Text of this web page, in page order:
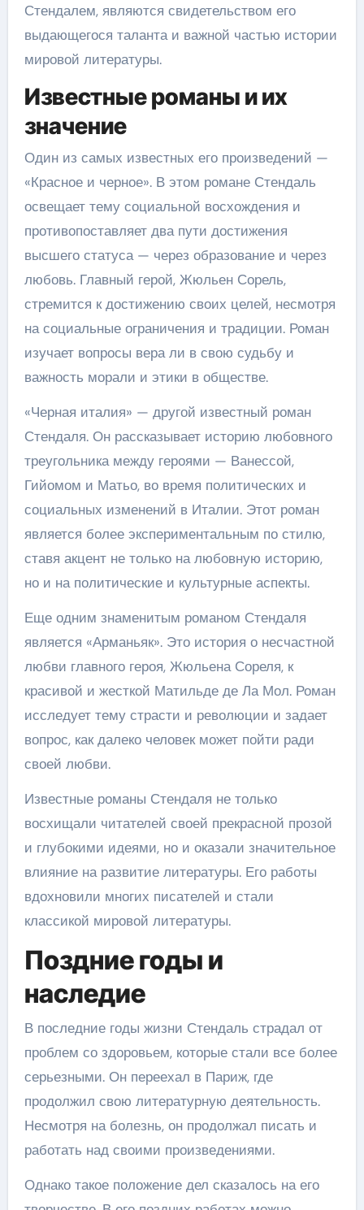
Стендалем, являются свидетельством его
выдающегося таланта и важной частью истории
мировой литературы.
Известные романы и их
значение
Один из самых известных его произведений —
«Красное и черное». В этом романе Стендаль
освещает тему социальной восхождения и
противопоставляет два пути достижения
высшего статуса — через образование и через
любовь. Главный герой, Жюльен Сорель,
стремится к достижению своих целей, несмотря
на социальные ограничения и традиции. Роман
изучает вопросы вера ли в свою судьбу и
важность морали и этики в обществе.
«Черная италия» — другой известный роман
Стендаля. Он рассказывает историю любовного
треугольника между героями — Ванессой,
Гийомом и Матьо, во время политических и
социальных изменений в Италии. Этот роман
является более экспериментальным по стилю,
ставя акцент не только на любовную историю,
но и на политические и культурные аспекты.
Еще одним знаменитым романом Стендаля
является «Арманьяк». Это история о несчастной
любви главного героя, Жюльена Сореля, к
красивой и жесткой Матильде де Ла Мол. Роман
исследует тему страсти и революции и задает
вопрос, как далеко человек может пойти ради
своей любви.
Известные романы Стендаля не только
восхищали читателей своей прекрасной прозой
и глубокими идеями, но и оказали значительное
влияние на развитие литературы. Его работы
вдохновили многих писателей и стали
классикой мировой литературы.
Поздние годы и
наследие
В последние годы жизни Стендаль страдал от
проблем со здоровьем, которые стали все более
серьезными. Он переехал в Париж, где
продолжил свою литературную деятельность.
Несмотря на болезнь, он продолжал писать и
работать над своими произведениями.
Однако такое положение дел сказалось на его